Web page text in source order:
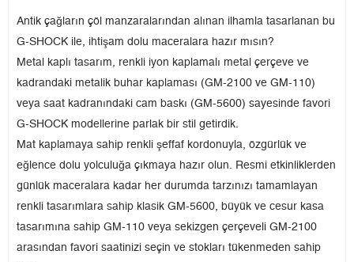
Antik çağların çöl manzaralarından alınan ilhamla tasarlanan bu
G-SHOCK ile, ihtişam dolu maceralara hazır mısın?
Metal kaplı tasarım, renkli iyon kaplamalı metal çerçeve ve
kadrandaki metalik buhar kaplaması (GM-2100 ve GM-110)
veya saat kadranındaki cam baskı (GM-5600) sayesinde favori
G-SHOCK modellerine parlak bir stil getirdik.
Mat kaplamaya sahip renkli şeffaf kordonuyla, özgürlük ve
eğlence dolu yolculuğa çıkmaya hazır olun. Resmi etkinliklerden
günlük maceralara kadar her durumda tarzınızı tamamlayan
renkli tasarımlara sahip klasik GM-5600, büyük ve cesur kasa
tasarımına sahip GM-110 veya sekizgen çerçeveli GM-2100
arasından favori saatinizi seçin ve stokları tükenmeden sahip